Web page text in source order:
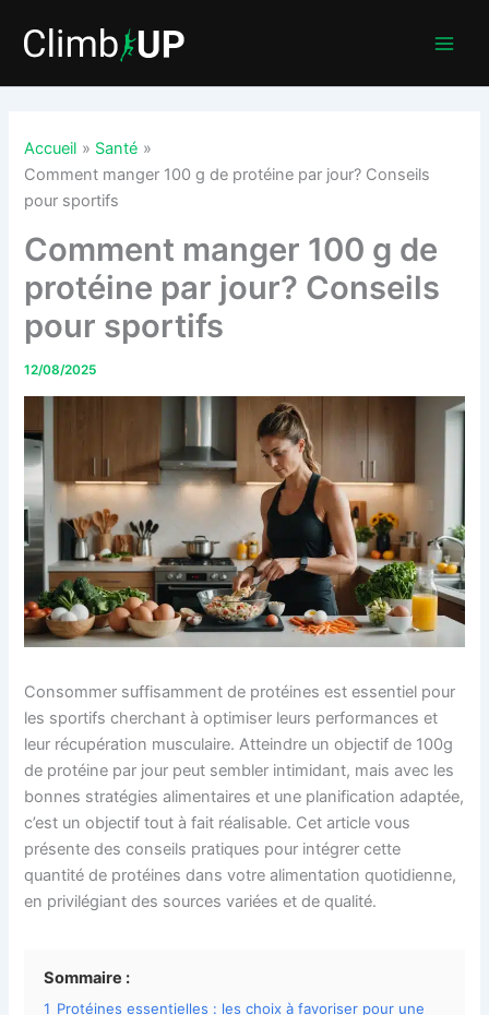
contenu
Accueil
Santé
Comment manger 100 g de protéine par jour? Conseils
pour sportifs
Comment manger 100 g de
protéine par jour? Conseils
pour sportifs
12/08/2025
Consommer suffisamment de protéines est essentiel pour
les sportifs cherchant à optimiser leurs performances et
leur récupération musculaire. Atteindre un objectif de 100g
de protéine par jour peut sembler intimidant, mais avec les
bonnes stratégies alimentaires et une planification adaptée,
c’est un objectif tout à fait réalisable. Cet article vous
présente des conseils pratiques pour intégrer cette
quantité de protéines dans votre alimentation quotidienne,
en privilégiant des sources variées et de qualité.
Sommaire :
1 Protéines essentielles : les choix à favoriser pour une